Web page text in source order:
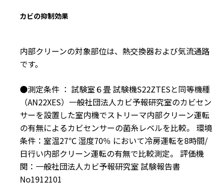
カビの抑制効果
内部クリーンの対象部位は、熱交換器および気流通路
です。
●測定条件 ： 試験室６畳 試験機S22ZTESと同等機種
（AN22XES）一般社団法人カビ予報研究室のカビセン
サーを設置した室内機でストリーマ内部クリーン運転
の有無によるカビセンサーの菌糸レベルを比較。 環境
条件：室温27℃ 湿度70％ において冷房運転を8時間/
日行い内部クリーン運転の有無で比較測定。 評価機
関：一般社団法人カビ予報研究室 試験報告書
No1912101